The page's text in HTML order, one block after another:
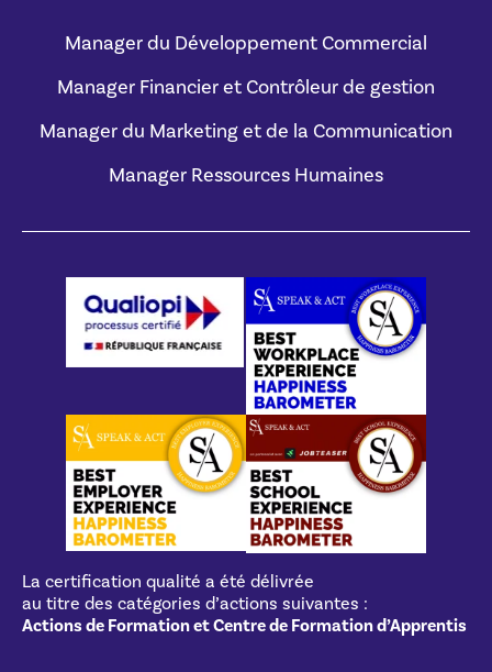
Manager du Développement Commercial
Manager Financier et Contrôleur de gestion
Manager du Marketing et de la Communication
Manager Ressources Humaines
La certification qualité a été délivrée
au titre des catégories d’actions suivantes :
Actions de Formation et Centre de Formation d’Apprentis